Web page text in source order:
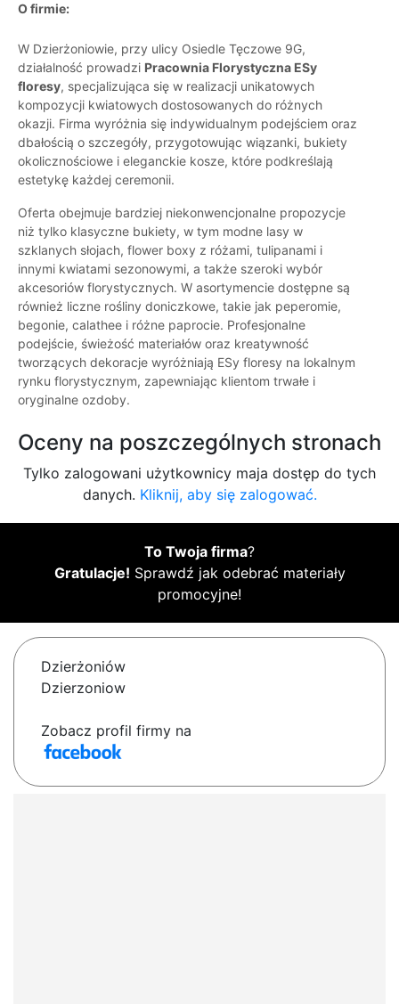
O firmie:
W Dzierżoniowie, przy ulicy Osiedle Tęczowe 9G,
działalność prowadzi Pracownia Florystyczna ESy
floresy, specjalizująca się w realizacji unikatowych
kompozycji kwiatowych dostosowanych do różnych
okazji. Firma wyróżnia się indywidualnym podejściem oraz
dbałością o szczegóły, przygotowując wiązanki, bukiety
okolicznościowe i eleganckie kosze, które podkreślają
estetykę każdej ceremonii.
Oferta obejmuje bardziej niekonwencjonalne propozycje
niż tylko klasyczne bukiety, w tym modne lasy w
szklanych słojach, flower boxy z różami, tulipanami i
innymi kwiatami sezonowymi, a także szeroki wybór
akcesoriów florystycznych. W asortymencie dostępne są
również liczne rośliny doniczkowe, takie jak peperomie,
begonie, calathee i różne paprocie. Profesjonalne
podejście, świeżość materiałów oraz kreatywność
tworzących dekoracje wyróżniają ESy floresy na lokalnym
rynku florystycznym, zapewniając klientom trwałe i
oryginalne ozdoby.
Oceny na poszczególnych stronach
Tylko zalogowani użytkownicy maja dostęp do tych
danych. Kliknij, aby się zalogować.
To Twoja firma?
Gratulacje! Sprawdź jak odebrać materiały
promocyjne!
Dzierżoniów
Dzierzoniow
Zobacz profil firmy na